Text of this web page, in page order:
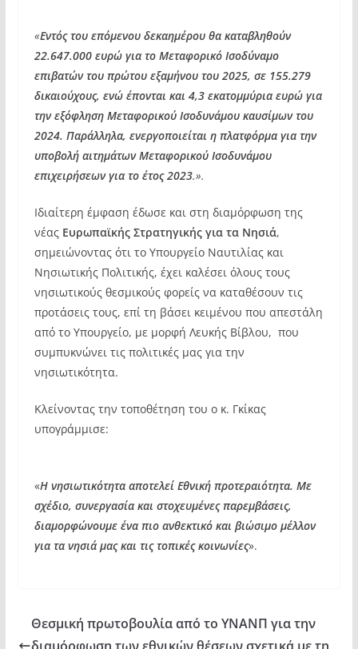
«Εντός του επόμενου δεκαημέρου θα καταβληθούν
22.647.000 ευρώ για το Μεταφορικό Ισοδύναμο
επιβατών του πρώτου εξαμήνου του 2025, σε 155.279
δικαιούχους, ενώ έπονται και 4,3 εκατομμύρια ευρώ για
την εξόφληση Μεταφορικού Ισοδυνάμου καυσίμων του
2024. Παράλληλα, ενεργοποιείται η πλατφόρμα για την
υποβολή αιτημάτων Μεταφορικού Ισοδυνάμου
επιχειρήσεων για το έτος 2023.».
Ιδιαίτερη έμφαση έδωσε και στη διαμόρφωση της
νέας Ευρωπαϊκής Στρατηγικής για τα Νησιά,
σημειώνοντας ότι το Υπουργείο Ναυτιλίας και
Νησιωτικής Πολιτικής, έχει καλέσει όλους τους
νησιωτικούς θεσμικούς φορείς να καταθέσουν τις
προτάσεις τους, επί τη βάσει κειμένου που απεστάλη
από το Υπουργείο, με μορφή Λευκής Βίβλου, που
συμπυκνώνει τις πολιτικές μας για την
νησιωτικότητα.
Κλείνοντας την τοποθέτηση του ο κ. Γκίκας
υπογράμμισε:
«Η νησιωτικότητα αποτελεί Εθνική προτεραιότητα. Με
σχέδιο, συνεργασία και στοχευμένες παρεμβάσεις,
διαμορφώνουμε ένα πιο ανθεκτικό και βιώσιμο μέλλον
για τα νησιά μας και τις τοπικές κοινωνίες».
Θεσμική πρωτοβουλία από το ΥΝΑΝΠ για την
διαμόρφωση των εθνικών θέσεων σχετικά με τη